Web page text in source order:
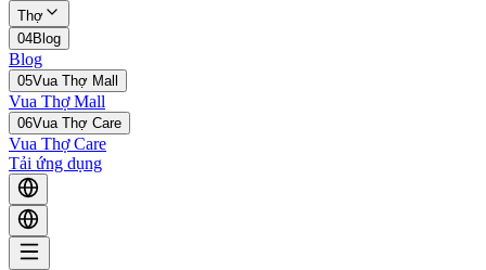
Thợ
04Blog
Blog
05Vua Thợ Mall
Vua Thợ Mall
06Vua Thợ Care
Vua Thợ Care
Tải ứng dụng